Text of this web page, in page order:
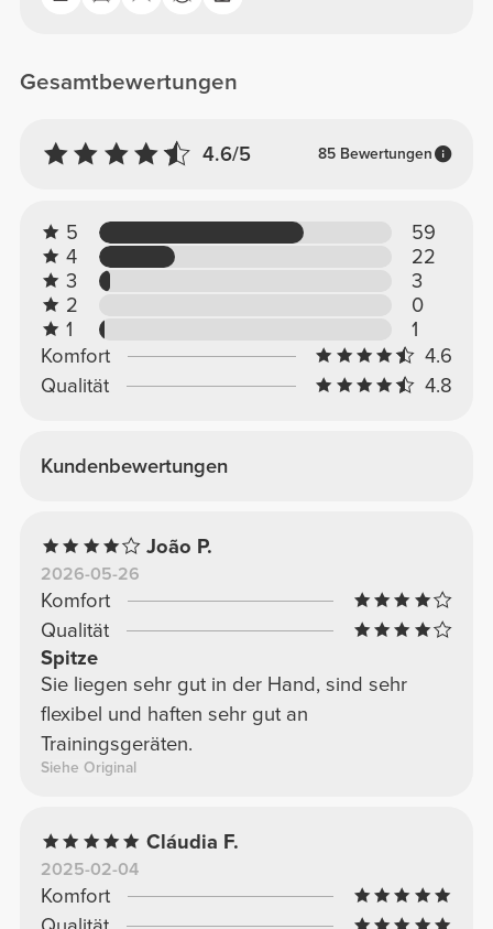
Gesamtbewertungen
4.6/5 85 Bewertungen
5
59
4
22
3
3
2
0
1
1
Komfort
4.6
Qualität
4.8
Kundenbewertungen
João P.
2026-05-26
Komfort
Qualität
Spitze
Sie liegen sehr gut in der Hand, sind sehr
flexibel und haften sehr gut an
Trainingsgeräten.
Siehe Original
Cláudia F.
2025-02-04
Komfort